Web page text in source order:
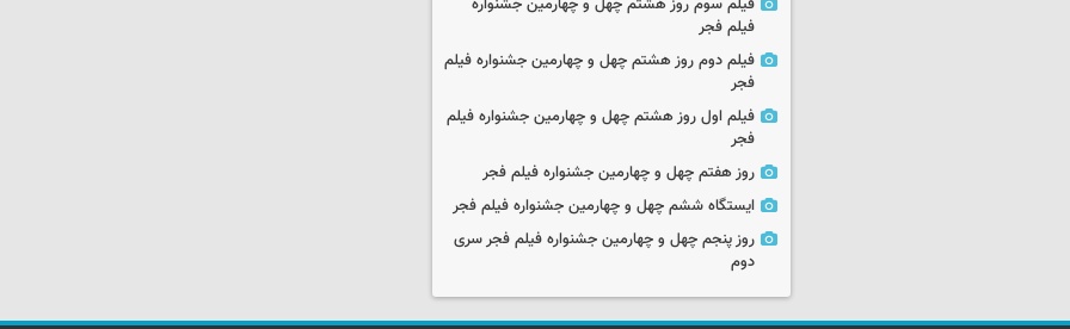
فیلم سوم روز هشتم چهل و چهارمین جشنواره
فیلم فجر
فیلم دوم روز هشتم چهل و چهارمین جشنواره فیلم
فجر
فیلم اول روز هشتم چهل و چهارمین جشنواره فیلم
فجر
روز هفتم چهل و چهارمین جشنواره فیلم فجر
ایستگاه ششم چهل و چهارمین جشنواره فیلم فجر
روز پنجم چهل و چهارمین جشنواره فیلم فجر سری
دوم